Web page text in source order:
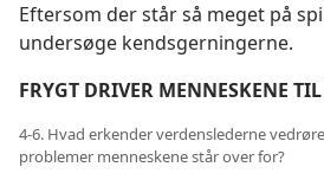
Eftersom der står så meget på
undersøge kendsgerningerne.
FRYGT DRIVER MENNESKENE
4-6. Hvad erkender verdenslederne
problemer menneskene står over for?